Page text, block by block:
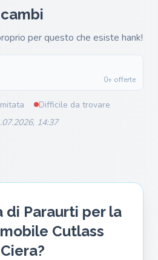
per questo che esiste hank!
0+ offerte
Difficile da trovare
14:37
di Paraurti per la
Cutlass
Ciera?